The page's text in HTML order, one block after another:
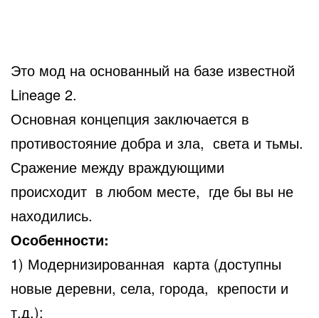
Это мод на основанный на базе известной
Lineage 2.
Основная концепция заключается в
противостояние добра и зла, света и тьмы.
Сражение между враждующими
происходит в любом месте, где бы вы не
находились.
Особенности:
1) Модернизированная карта (доступны
новые деревни, села, города, крепости и
т.д.);